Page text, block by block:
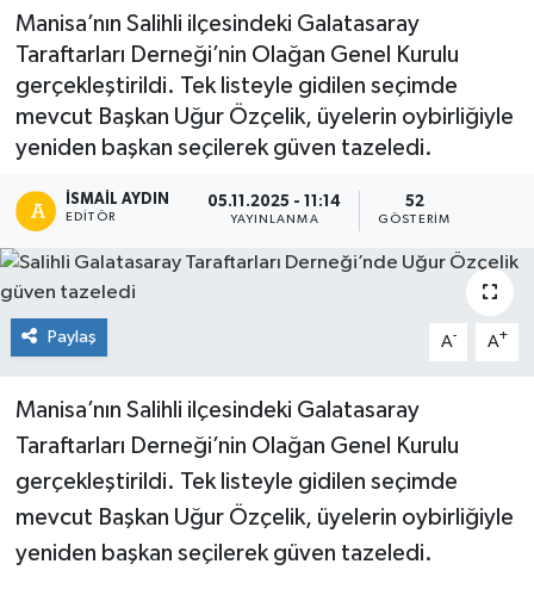
Manisa’nın Salihli ilçesindeki Galatasaray
Taraftarları Derneği’nin Olağan Genel Kurulu
gerçekleştirildi. Tek listeyle gidilen seçimde
mevcut Başkan Uğur Özçelik, üyelerin oybirliğiyle
yeniden başkan seçilerek güven tazeledi.
İSMAIL AYDIN
EDITÖR
05.11.2025 - 11:14
YAYINLANMA
52
GÖSTERIM
Paylaş A- A+
Manisa’nın Salihli ilçesindeki Galatasaray
Taraftarları Derneği’nin Olağan Genel Kurulu
gerçekleştirildi. Tek listeyle gidilen seçimde
mevcut Başkan Uğur Özçelik, üyelerin oybirliğiyle
yeniden başkan seçilerek güven tazeledi.